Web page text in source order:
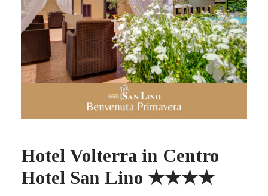
Hotel Volterra in Centro
Hotel San Lino ★★★★